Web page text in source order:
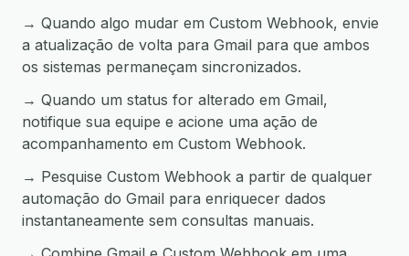
→ Quando algo mudar em Custom Webhook, envie
a atualização de volta para Gmail para que ambos
os sistemas permaneçam sincronizados.
→ Quando um status for alterado em Gmail,
notifique sua equipe e acione uma ação de
acompanhamento em Custom Webhook.
→ Pesquise Custom Webhook a partir de qualquer
automação do Gmail para enriquecer dados
instantaneamente sem consultas manuais.